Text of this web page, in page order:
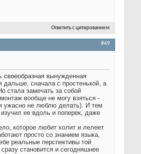
Ответить с цитированием
#49
своеобразная вынужденная
дальше, сначала с простенькой, а
стала замечать за собой
вообще не могу взяться -
ужасно не люблю делать). И тем
ее вдоль и поперек, даже
которое любит холит и лелеет
просто со знанием языка,
реальные перспективы той
становится и сегодняшнее